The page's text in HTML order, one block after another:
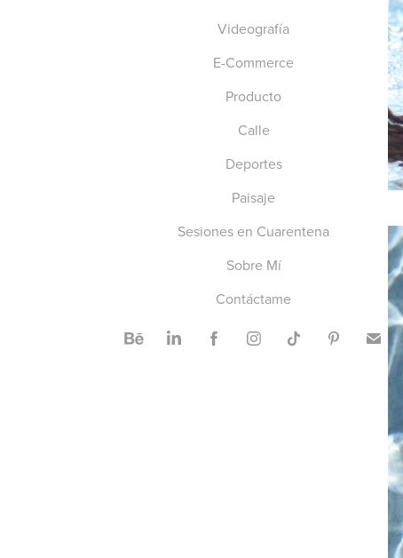
Videografía
E-Commerce
Producto
Calle
Deportes
Paisaje
Sesiones en Cuarentena
Sobre Mí
Contáctame